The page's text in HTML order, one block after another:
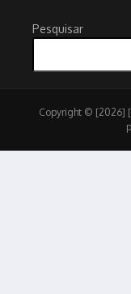
Pesquisar
Copyright © [2026]